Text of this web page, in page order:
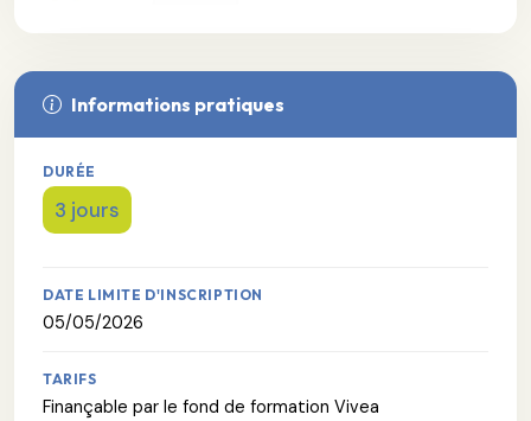
Informations pratiques
DURÉE
3 jours
DATE LIMITE D'INSCRIPTION
05/05/2026
TARIFS
Finançable par le fond de formation Vivea